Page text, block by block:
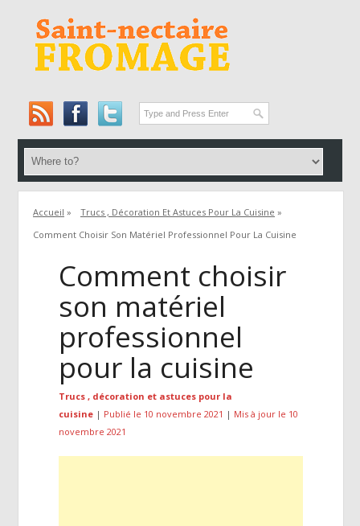
Accueil » Trucs , Décoration Et Astuces Pour La Cuisine »
Comment Choisir Son Matériel Professionnel Pour La Cuisine
Comment choisir
son matériel
professionnel
pour la cuisine
Trucs , décoration et astuces pour la
cuisine | Publié le 10 novembre 2021 | Mis à jour le 10
novembre 2021